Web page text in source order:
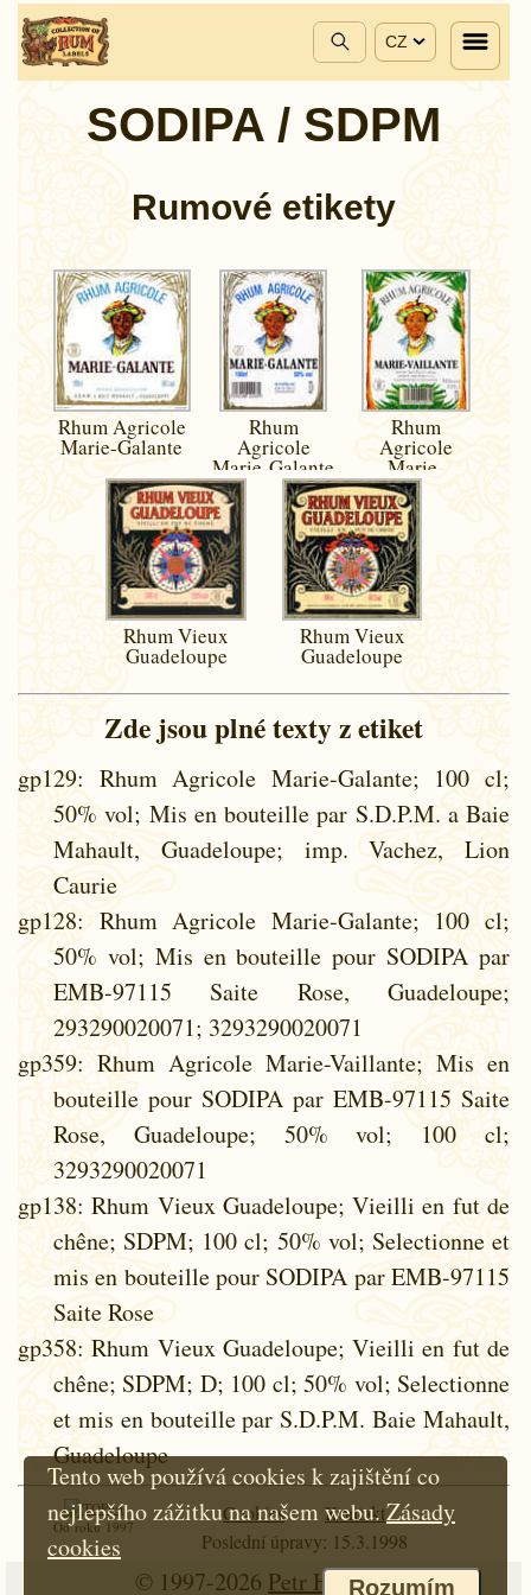
CZ
SODIPA / SDPM
Rumové etikety
Rhum Agricole
Marie-Galante
Rhum
Agricole
Marie-Galante
Rhum
Agricole
Marie-
Vaillante
Rhum Vieux
Guadeloupe
Rhum Vieux
Guadeloupe
Zde jsou plné texty z etiket
gp129: Rhum Agricole Marie-Galante; 100 cl;
50% vol; Mis en bouteille par S.D.P.M. a Baie
Mahault, Guadeloupe; imp. Vachez, Lion
Caurie
gp128: Rhum Agricole Marie-Galante; 100 cl;
50% vol; Mis en bouteille pour SODIPA par
EMB-97115 Saite Rose, Guadeloupe;
293290020071; 3293290020071
gp359: Rhum Agricole Marie-Vaillante; Mis en
bouteille pour SODIPA par EMB-97115 Saite
Rose, Guadeloupe; 50% vol; 100 cl;
3293290020071
gp138: Rhum Vieux Guadeloupe; Vieilli en fut de
chêne; SDPM; 100 cl; 50% vol; Selectionne et
mis en bouteille pour SODIPA par EMB-97115
Saite Rose
gp358: Rhum Vieux Guadeloupe; Vieilli en fut de
chêne; SDPM; D; 100 cl; 50% vol; Selectionne
et mis en bouteille par S.D.P.M. Baie Mahault,
Guadeloupe
Od roku 1997
Cookies
Kontakt
Poslední úpravy: 15.3.1998
© 1997-2026 Petr Hloušek
Tento web používá cookies k zajištění co
nejlepšího zážitku na našem webu.Zásady
cookies
Rozumím